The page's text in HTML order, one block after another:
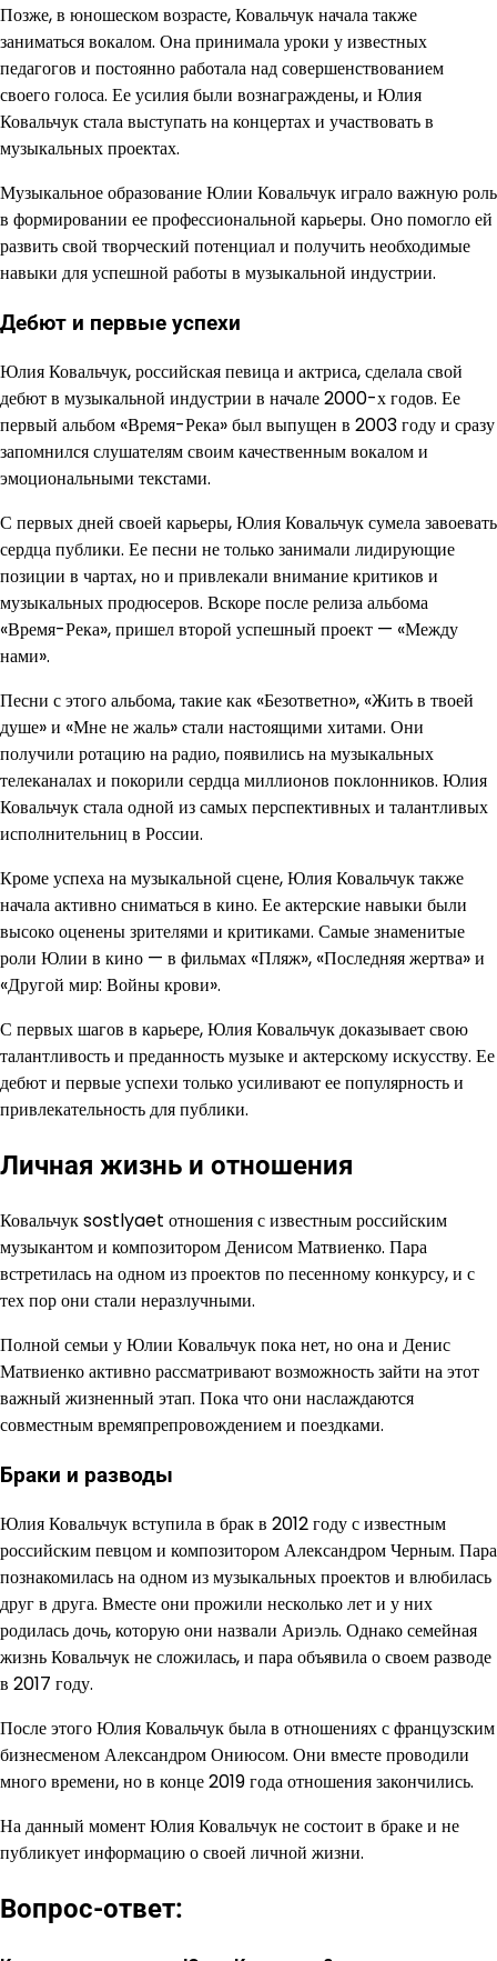
Позже, в юношеском возрасте, Ковальчук начала также
заниматься вокалом. Она принимала уроки у известных
педагогов и постоянно работала над совершенствованием
своего голоса. Ее усилия были вознаграждены, и Юлия
Ковальчук стала выступать на концертах и участвовать в
музыкальных проектах.
Музыкальное образование Юлии Ковальчук играло важную роль
в формировании ее профессиональной карьеры. Оно помогло ей
развить свой творческий потенциал и получить необходимые
навыки для успешной работы в музыкальной индустрии.
Дебют и первые успехи
Юлия Ковальчук, российская певица и актриса, сделала свой
дебют в музыкальной индустрии в начале 2000-х годов. Ее
первый альбом «Время-Река» был выпущен в 2003 году и сразу
запомнился слушателям своим качественным вокалом и
эмоциональными текстами.
С первых дней своей карьеры, Юлия Ковальчук сумела завоевать
сердца публики. Ее песни не только занимали лидирующие
позиции в чартах, но и привлекали внимание критиков и
музыкальных продюсеров. Вскоре после релиза альбома
«Время-Река», пришел второй успешный проект — «Между
нами».
Песни с этого альбома, такие как «Безответно», «Жить в твоей
душе» и «Мне не жаль» стали настоящими хитами. Они
получили ротацию на радио, появились на музыкальных
телеканалах и покорили сердца миллионов поклонников. Юлия
Ковальчук стала одной из самых перспективных и талантливых
исполнительниц в России.
Кроме успеха на музыкальной сцене, Юлия Ковальчук также
начала активно сниматься в кино. Ее актерские навыки были
высоко оценены зрителями и критиками. Самые знаменитые
роли Юлии в кино — в фильмах «Пляж», «Последняя жертва» и
«Другой мир: Войны крови».
С первых шагов в карьере, Юлия Ковальчук доказывает свою
талантливость и преданность музыке и актерскому искусству. Ее
дебют и первые успехи только усиливают ее популярность и
привлекательность для публики.
Личная жизнь и отношения
Ковальчук sostlyaet отношения с известным российским
музыкантом и композитором Денисом Матвиенко. Пара
встретилась на одном из проектов по песенному конкурсу, и с
тех пор они стали неразлучными.
Полной семьи у Юлии Ковальчук пока нет, но она и Денис
Матвиенко активно рассматривают возможность зайти на этот
важный жизненный этап. Пока что они наслаждаются
совместным времяпрепровождением и поездками.
Браки и разводы
Юлия Ковальчук вступила в брак в 2012 году с известным
российским певцом и композитором Александром Черным. Пара
познакомилась на одном из музыкальных проектов и влюбилась
друг в друга. Вместе они прожили несколько лет и у них
родилась дочь, которую они назвали Ариэль. Однако семейная
жизнь Ковальчук не сложилась, и пара объявила о своем разводе
в 2017 году.
После этого Юлия Ковальчук была в отношениях с французским
бизнесменом Александром Ониюсом. Они вместе проводили
много времени, но в конце 2019 года отношения закончились.
На данный момент Юлия Ковальчук не состоит в браке и не
публикует информацию о своей личной жизни.
Вопрос-ответ: